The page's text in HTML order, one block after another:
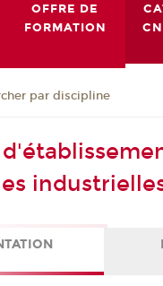
OFFRE DE
FORMATION
par discipline